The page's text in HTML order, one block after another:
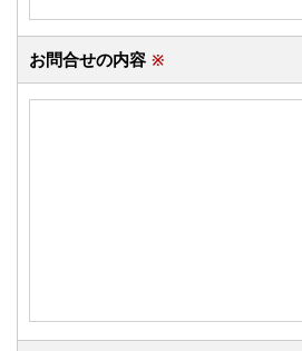
お問合せの内容 ※